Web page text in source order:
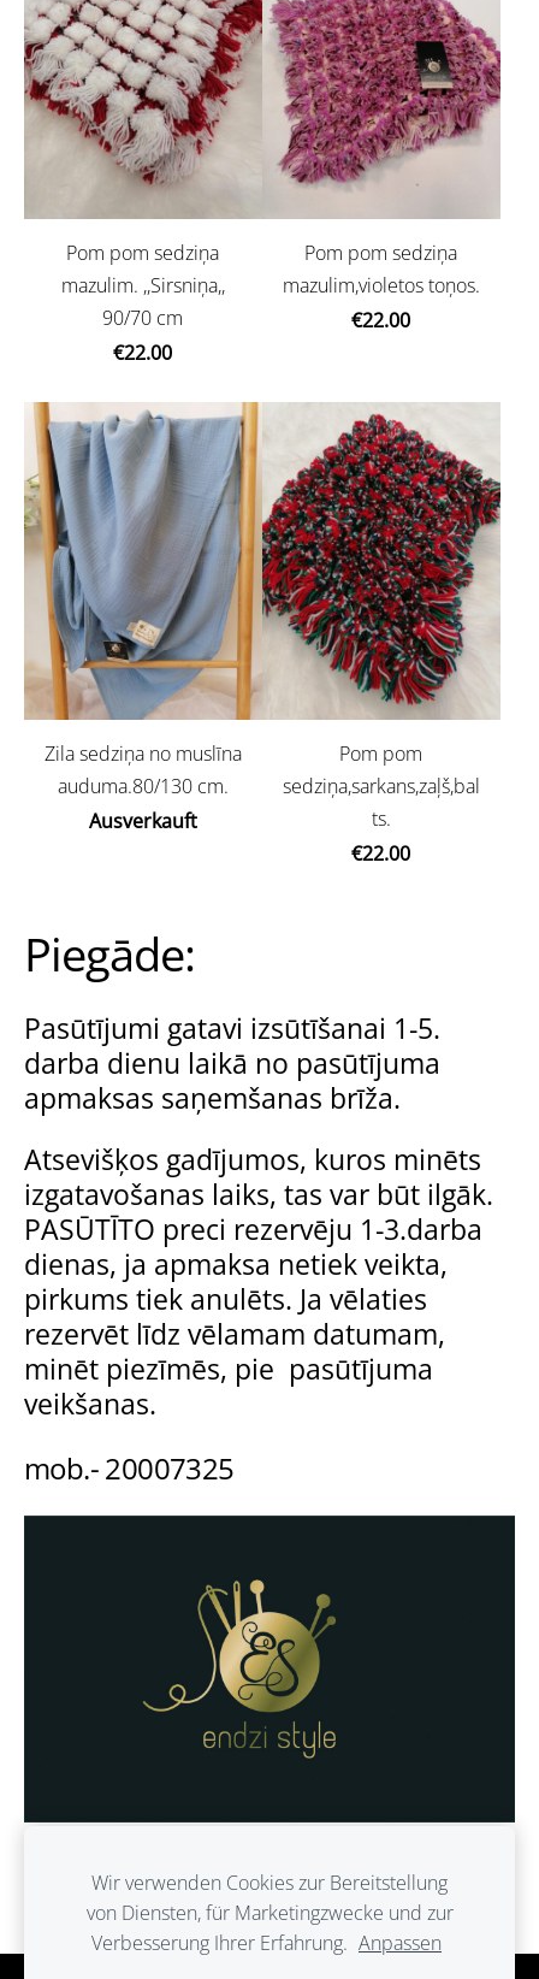
Piegāde:
Pasūtījumi gatavi izsūtīšanai 1-5.
darba dienu laikā no pasūtījuma
apmaksas saņemšanas brīža.
Atsevišķos gadījumos, kuros minēts
izgatavošanas laiks, tas var būt ilgāk.
PASŪTĪTO preci rezervēju 1-3.darba
dienas, ja apmaksa netiek veikta,
pirkums tiek anulēts. Ja vēlaties
rezervēt līdz vēlamam datumam,
minēt piezīmēs, pie pasūtījuma
veikšanas.
mob.- 20007325
Pom pom sedziņa
mazulim. ,,Sirsniņa,,
90/70 cm
€22.00
Pom pom sedziņa
mazulim,violetos toņos.
€22.00
Zila sedziņa no muslīna
auduma.80/130 cm.
Ausverkauft
Pom pom
sedziņa,sarkans,zaļš,bal
ts.
€22.00
Wir verwenden Cookies zur Bereitstellung
von Diensten, für Marketingzwecke und zur
Verbesserung Ihrer Erfahrung. Anpassen